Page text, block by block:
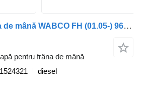
Supapă pentru frâna de mână WABCO FH (01.05-) 9617242040 pentru cap tractor Volvo FH12, FH16, NH12, FH, VNL780 (1993-2014)
pentru frâna de mână
diesel